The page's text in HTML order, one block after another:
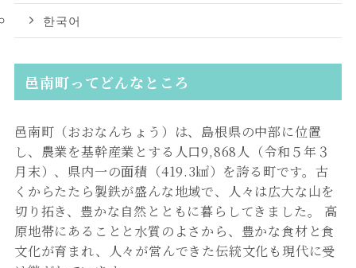
한국어
邑南町ってどんなところ
邑南町（おおなんちょう）は、島根県の中部に位置
し、農業を基幹産業とする人口9,868人（令和５年３
月末）、県内一の面積（419.3㎢）を誇る町です。古
くからたたら製鉄が盛んな地域で、人々は広大な山を
切り拓き、豊かな自然とともに暮らしてきました。 高
原地帯にあることと水質のよさから、豊かな食材と食
文化が育まれ、人々が営んできた伝統文化も現代に受